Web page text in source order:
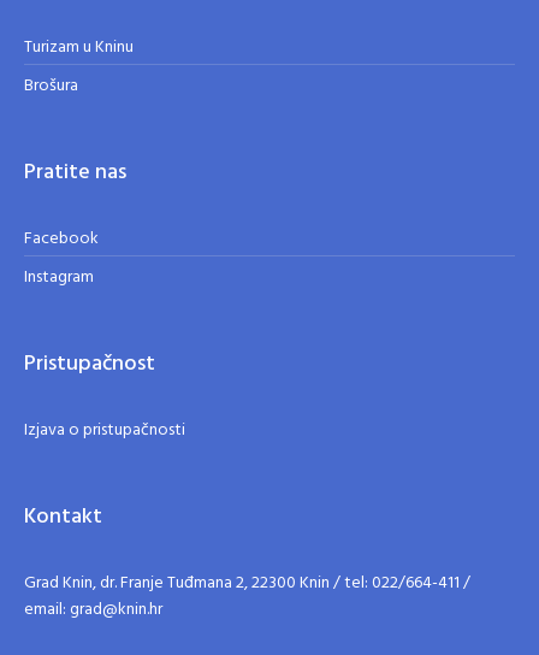
Turizam u Kninu
Brošura
Pratite nas
Facebook
Instagram
Pristupačnost
Izjava o pristupačnosti
Kontakt
Grad Knin, dr. Franje Tuđmana 2, 22300 Knin / tel: 022/664-411 /
email: grad@knin.hr